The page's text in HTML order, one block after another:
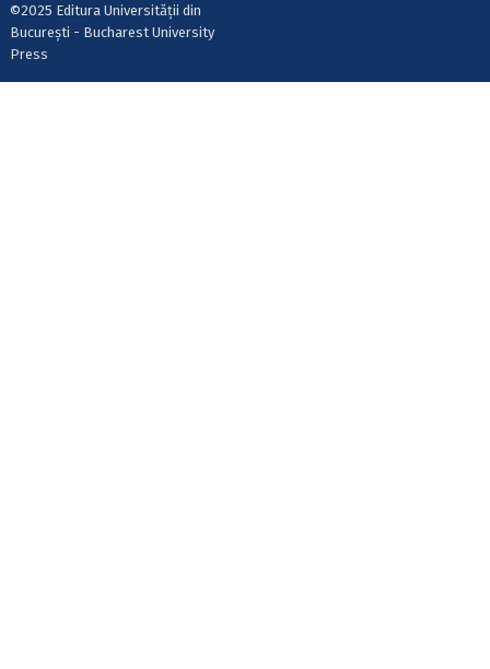
©2025 Editura Universității din
București - Bucharest University
Press